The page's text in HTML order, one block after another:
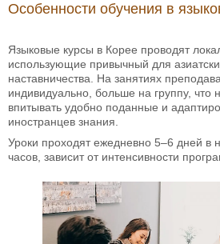
Особенности обучения в
Языковые курсы в Корее проводят
использующие привычный для
наставничества. На занятиях
индивидуально, больше на группу, что
впитывать удобно поданные и
иностранцев знания.
Уроки проходят ежедневно 5–6 дней в
часов, зависит от интенсивности